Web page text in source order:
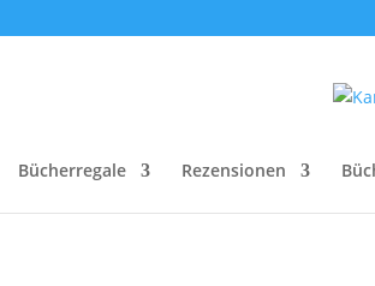
Bücherregale Rezensionen